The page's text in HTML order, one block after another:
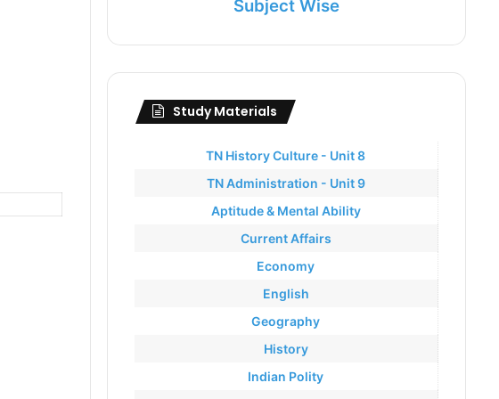
Subject Wise
Study Materials
TN History Culture - Unit 8
TN Administration - Unit 9
Aptitude & Mental Ability
Current Affairs
Economy
English
Geography
History
Indian Polity